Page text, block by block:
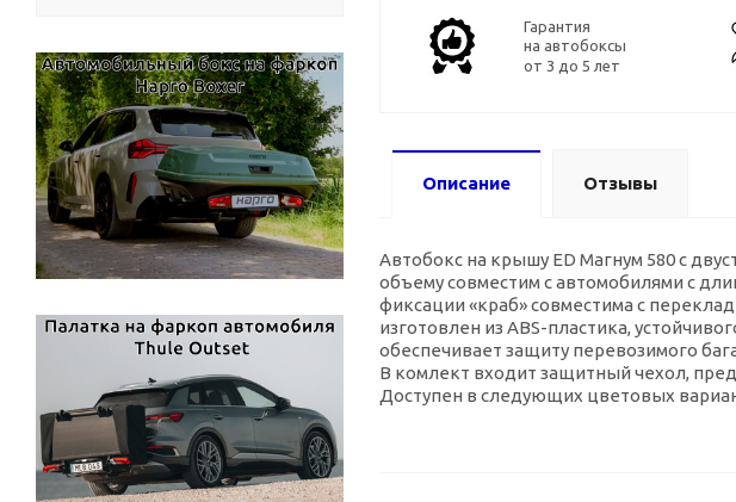
Гарантия
на автобоксы
от 3 до 5 лет
Описание Отзывы
Автобокс на крышу ED Магнум 580 с
объему совместим с автомобилями с
фиксации «краб» совместима с
изготовлен из ABS-пластика,
обеспечивает защиту перевозимого
В комлект входит защитный чехол,
Доступен в следующих цветовых